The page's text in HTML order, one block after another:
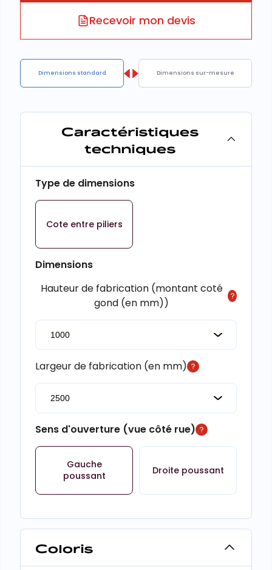
Recevoir mon devis
Dimensions standard Dimensions sur-mesure
Caractéristiques
techniques
Type de dimensions
Cote entre piliers
Dimensions
Hauteur de fabrication (montant coté
gond (en mm))
Largeur de fabrication (en mm)
Sens d'ouverture (vue côté rue)
Gauche
poussant
Droite poussant
Coloris